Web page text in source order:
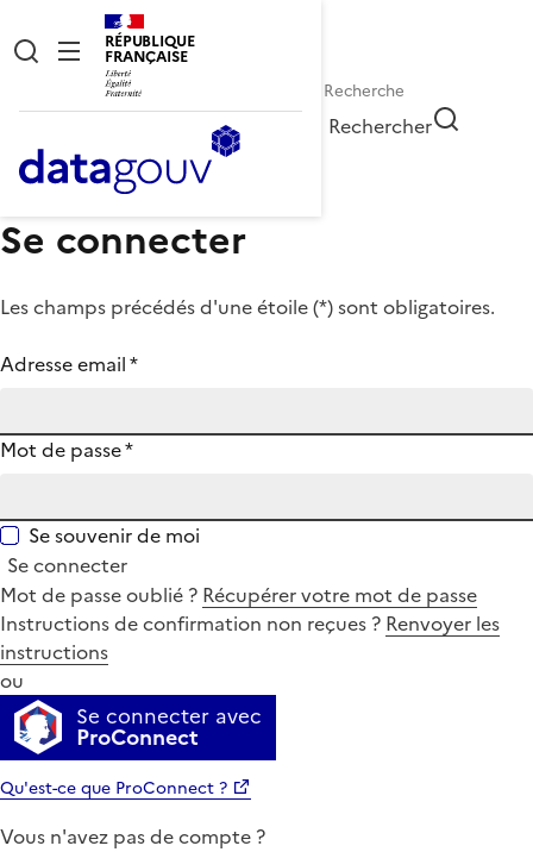
RÉPUBLIQUE
FRANÇAISE
Rechercher
Se connecter
Les champs précédés d'une étoile (*) sont obligatoires.
Adresse email*
Mot de passe*
Se souvenir de moi
Se connecter
Mot de passe oublié ? Récupérer votre mot de passe
Instructions de confirmation non reçues ? Renvoyer les
instructions
ou
Se connecter avec
ProConnect
Qu'est-ce que ProConnect ?
Vous n'avez pas de compte ?